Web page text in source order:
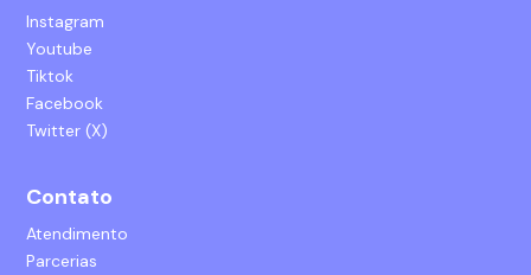
Instagram
Youtube
Tiktok
Facebook
Twitter (X)
Contato
Atendimento
Parcerias